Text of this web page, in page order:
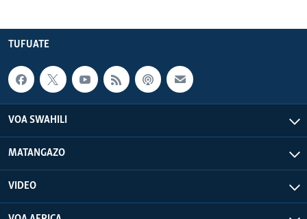
TUFUATE
VOA SWAHILI
MATANGAZO
VIDEO